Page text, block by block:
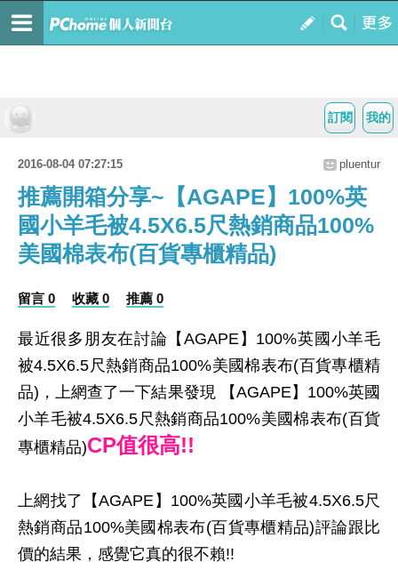
我的
訂閱
2016-08-04 07:27:15 pluentur
推薦開箱分享~【AGAPE】100%英
國小羊毛被4.5X6.5尺熱銷商品100%
美國棉表布(百貨專櫃精品)
留言 0 收藏 0 推薦 0
最近很多朋友在討論【AGAPE】100%英國小羊毛
被4.5X6.5尺熱銷商品100%美國棉表布(百貨專櫃精
品)，上網查了一下結果發現 【AGAPE】100%英國
小羊毛被4.5X6.5尺熱銷商品100%美國棉表布(百貨
專櫃精品)CP值很高!!
上網找了【AGAPE】100%英國小羊毛被4.5X6.5尺
熱銷商品100%美國棉表布(百貨專櫃精品)評論跟比
價的結果，感覺它真的很不賴!!